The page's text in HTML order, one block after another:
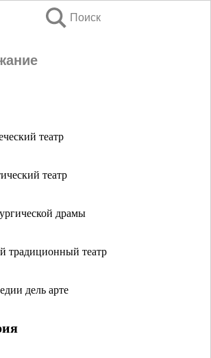
Поиск
театр
театр
драмы
традиционный театр
дель арте